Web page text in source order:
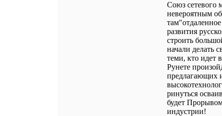
Союз сетевого
невероятным
развития
строить
начали делать
теми, кто идет
Рунете
предлагающих
ринуться
будет
индустрии!